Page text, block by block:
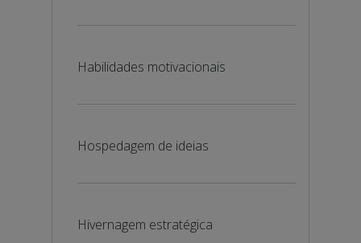
Habilidades motivacionais
Hospedagem de ideias
Hivernagem estratégica